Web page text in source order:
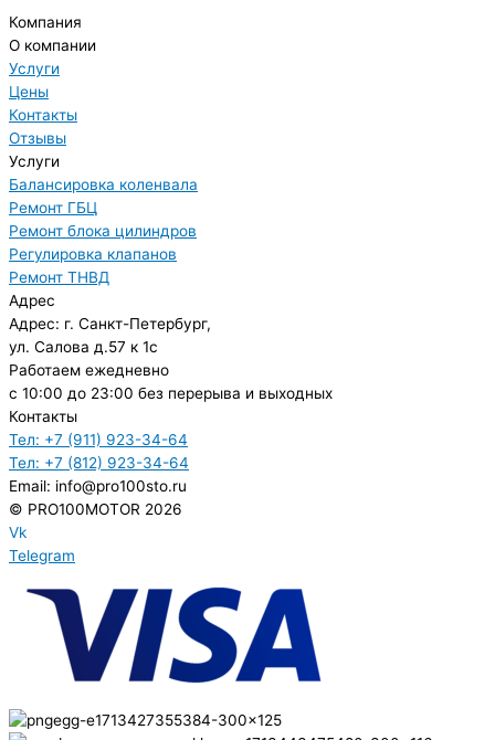
Компания
О компании
Услуги
Цены
Контакты
Отзывы
Услуги
Балансировка коленвала
Ремонт ГБЦ
Ремонт блока цилиндров
Регулировка клапанов
Ремонт ТНВД
Адрес
Адрес: г. Санкт-Петербург,
ул. Салова д.57 к 1с
Работаем ежедневно
с 10:00 до 23:00 без перерыва и выходных
Контакты
Тел: +7 (911) 923-34-64
Тел: +7 (812) 923-34-64
Email: info@pro100sto.ru
© PRO100MOTOR 2026
Vk
Telegram